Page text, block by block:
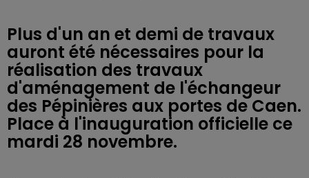
Plus d'un an et demi de travaux
auront été nécessaires pour la
réalisation des travaux
d'aménagement de l'échangeur
des Pépinières aux portes de Caen.
Place à l'inauguration officielle ce
mardi 28 novembre.